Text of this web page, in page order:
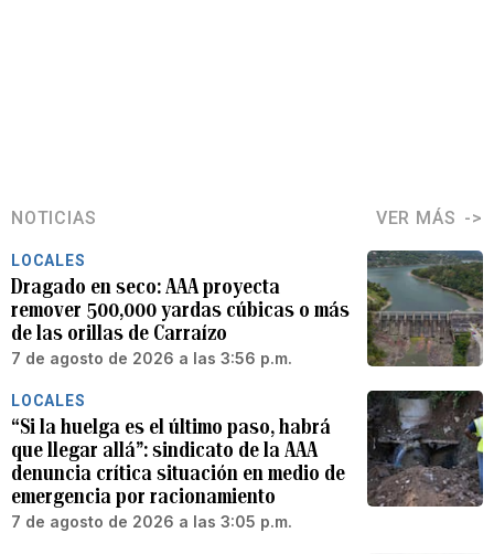
NOTICIAS VER MÁS
LOCALES
Dragado en seco: AAA proyecta
remover 500,000 yardas cúbicas o más
de las orillas de Carraízo
7 de agosto de 2026 a las 3:56 p.m.
LOCALES
“Si la huelga es el último paso, habrá
que llegar allá”: sindicato de la AAA
denuncia crítica situación en medio de
emergencia por racionamiento
7 de agosto de 2026 a las 3:05 p.m.